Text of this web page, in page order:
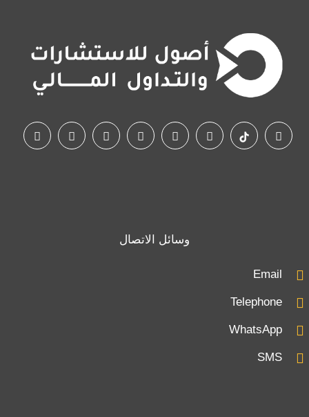
وسائل الاتصال
Email
Telephone
WhatsApp
SMS